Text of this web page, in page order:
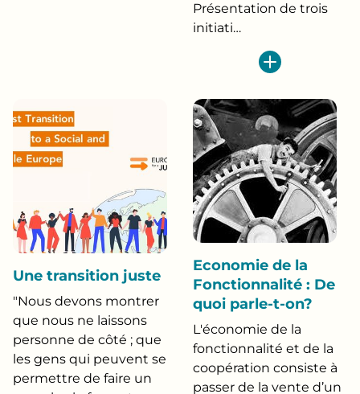
Présentation de trois
initiati…
Une transition juste
"Nous devons montrer
que nous ne laissons
personne de côté ; que
les gens qui peuvent se
permettre de faire un
Economie de la
Fonctionnalité : De
quoi parle-t-on?
L'économie de la
fonctionnalité et de la
coopération consiste à
passer de la vente d’un